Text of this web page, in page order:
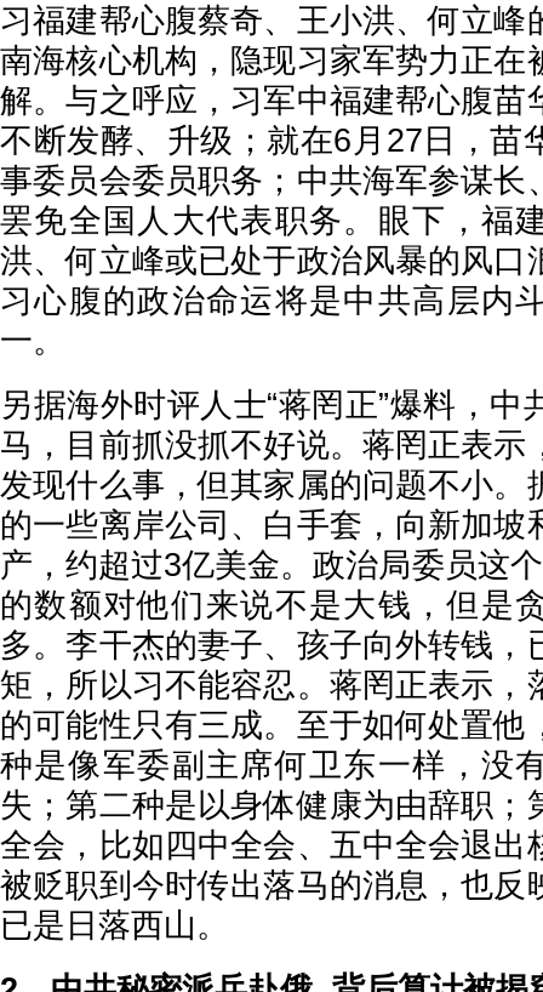
习福建帮心腹蔡奇、王小洪、何立峰
南海核心机构，隐现习家军势力正在
解。与之呼应，习军中福建帮心腹苗
不断发酵、升级；就在6月27日，苗
事委员会委员职务；中共海军参谋长
罢免全国人大代表职务。眼下，福
洪、何立峰或已处于政治风暴的风口
习心腹的政治命运将是中共高层内
一。
另据海外时评人士“蒋罔正”爆料，
马，目前抓没抓不好说。蒋罔正表示
发现什么事，但其家属的问题不小。
的一些离岸公司、白手套，向新加坡
产，约超过3亿美金。政治局委员这
的数额对他们来说不是大钱，但是
多。李干杰的妻子、孩子向外转钱，
矩，所以习不能容忍。蒋罔正表示，
的可能性只有三成。至于如何处置他
种是像军委副主席何卫东一样，没
失；第二种是以身体健康为由辞职；
全会，比如四中全会、五中全会退出
被贬职到今时传出落马的消息，也反
已是日落西山。